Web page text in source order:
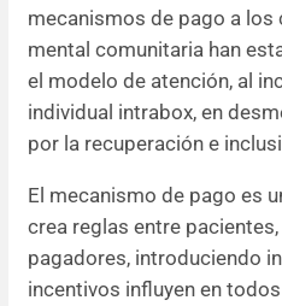
mecanismos de pago a los
mental comunitaria han
el modelo de atención, al
individual intrabox, en
por la recuperación e
El mecanismo de pago es
crea reglas entre
pagadores, introduciendo
incentivos influyen en